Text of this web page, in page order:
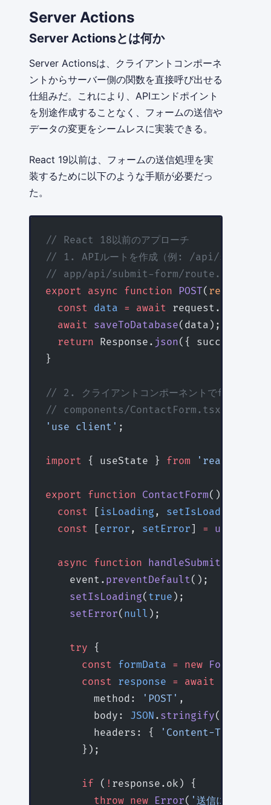
Server Actions
Server Actionsとは何か
Server Actionsは、クライアントコンポーネ
ントからサーバー側の関数を直接呼び出せる
仕組みだ。これにより、APIエンドポイント
を別途作成することなく、フォームの送信や
データの変更をシームレスに実装できる。
React 19以前は、フォームの送信処理を実
装するために以下のような手順が必要だっ
た。
// React 18以前のアプローチ
// 1. APIルートを作成（例: /api/submit-
// app/api/submit-form/route.ts
export async function POST( request
  const
data = await request.
  await
saveToDatabase(data);
  return
Response. json({ success:
}
// 2. クライアントコンポーネントでfetchを使
// components/ContactForm.tsx
'use client' ;
import { useState } from 'react'
export function ContactForm() {
  const
[ isLoading , setIsLoading
  const
[ error , setError ] = useState
  async
function handleSubmit
    event.
preventDefault();
    setIsLoading
( true );
    setError
( null );
    try
{
      const
formData = new FormData
      const
response = await
        method:
'POST' ,
        body:
JSON . stringify(Object.
        headers: {
'Content-Type'
      });
      if
( ! response.ok) {
        throw
new Error( '送信に失敗しま